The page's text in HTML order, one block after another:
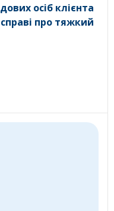
осіб клієнта
про тяжкий